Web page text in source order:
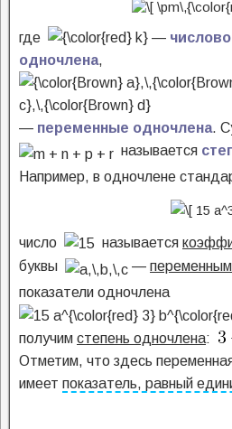
где —
одночлена,
— переменные одночлена.
называется
Например, в одночлене
число называется
буквы
—
показатели одночлена
получим степень одночлена:
Отметим, что здесь
имеет показатель, равный